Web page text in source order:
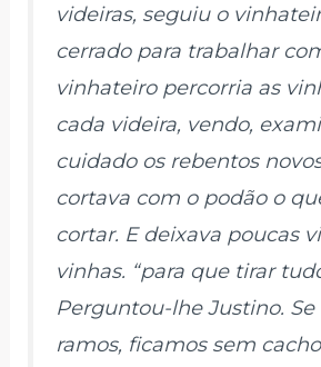
videiras, seguiu o
cerrado para trabalhar
vinhateiro percorria as
cada videira, vendo,
cuidado os rebentos
cortava com o podão o
cortar. E deixava poucas
vinhas. “para que tirar
Perguntou-lhe Justino. Se
ramos, ficamos sem